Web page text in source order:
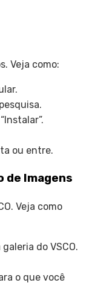
Veja como:
ou entre.
de Imagens
Veja como
do VSCO.
o que você